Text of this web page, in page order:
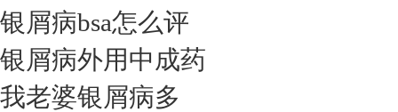
银屑病bsa怎么评
银屑病外用中成药
我老婆银屑病多